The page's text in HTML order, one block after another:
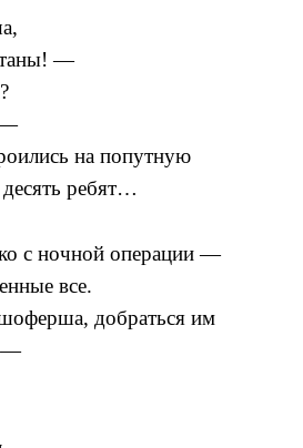
—
—
на попутную
ребят…
с ночной операции —
все.
добраться им
—